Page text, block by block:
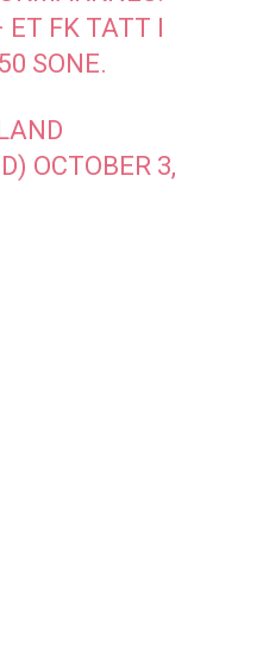
ET FK TATT I
SONE.
OCTOBER 3,